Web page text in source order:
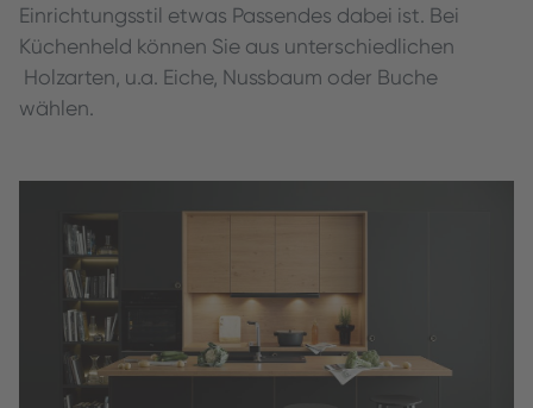
Einrichtungsstil etwas Passendes dabei ist. Bei
Küchenheld können Sie aus unterschiedlichen
Holzarten, u.a. Eiche, Nussbaum oder Buche
wählen.